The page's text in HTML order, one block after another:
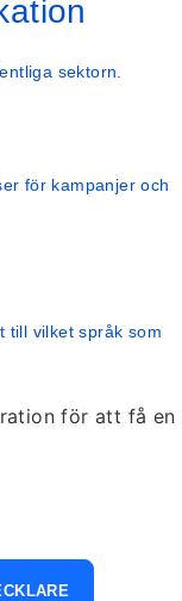
sektorn.
för kampanjer och
till vilket språk som
för att få en